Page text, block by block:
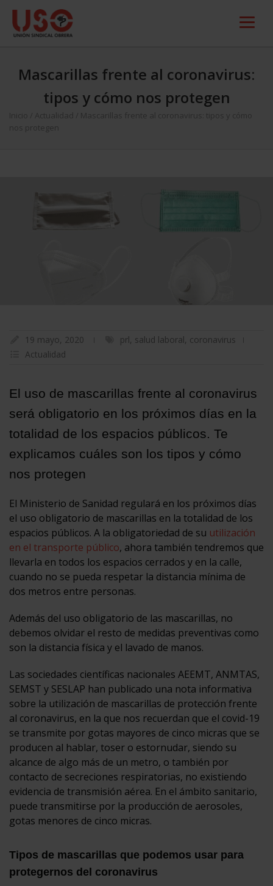
Mascarillas frente al coronavirus:
tipos y cómo nos protegen
Inicio Actualidad
Mascarillas frente al coronavirus: tipos y cómo
nos protegen
19 mayo, 2020 prl, salud laboral, coronavirus
Actualidad
El uso de mascarillas frente al coronavirus
será obligatorio en los próximos días en la
totalidad de los espacios públicos. Te
explicamos cuáles son los tipos y cómo
nos protegen
El Ministerio de Sanidad regulará en los próximos días
el uso obligatorio de mascarillas en la totalidad de los
espacios públicos. A la obligatoriedad de su utilización
en el transporte público, ahora también tendremos que
llevarla en todos los espacios cerrados y en la calle,
cuando no se pueda respetar la distancia mínima de
dos metros entre personas.
Además del uso obligatorio de las mascarillas, no
debemos olvidar el resto de medidas preventivas como
son la distancia física y el lavado de manos.
Las sociedades científicas nacionales AEEMT, ANMTAS,
SEMST y SESLAP han publicado una nota informativa
sobre la utilización de mascarillas de protección frente
al coronavirus, en la que nos recuerdan que el covid-19
se transmite por gotas mayores de cinco micras que se
producen al hablar, toser o estornudar, siendo su
alcance de algo más de un metro, o también por
contacto de secreciones respiratorias, no existiendo
evidencia de transmisión aérea. En el ámbito sanitario,
puede transmitirse por la producción de aerosoles,
gotas menores de cinco micras.
Tipos de mascarillas que podemos usar para
protegernos del coronavirus